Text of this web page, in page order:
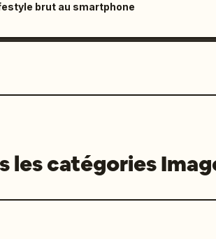
brut au smartphone
les catégories